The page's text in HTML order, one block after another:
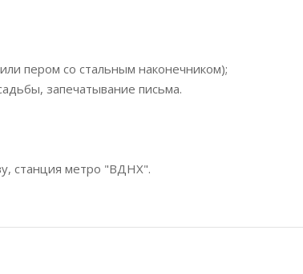
пером со стальным наконечником);
запечатывание письма.
станция метро "ВДНХ".